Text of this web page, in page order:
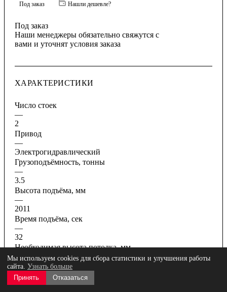
Под заказ Нашли дешевле?
Под заказ
Наши менеджеры обязательно свяжутся с
вами и уточнят условия заказа
ХАРАКТЕРИСТИКИ
Число стоек
—
2
Привод
—
Электрогидравлический
Грузоподъёмность, тонны
—
3.5
Высота подъёма, мм
—
2011
Время подъёма, сек
—
32
Необходимая высота потолка, мм
—
4250
Все характеристики
Мы используем cookies для сбора статистики и улучшения работы
сайта. Узнать больше
Принять
Отказаться